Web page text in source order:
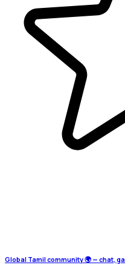
🔥 Global Tamil community 🌍 — chat,